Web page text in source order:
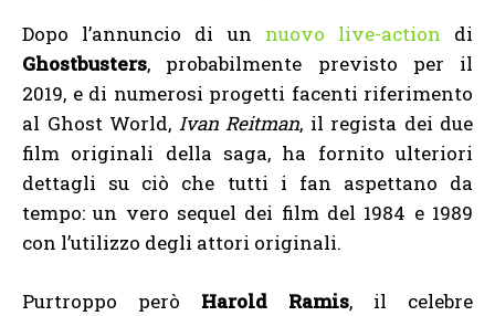
Dopo l’annuncio di un nuovo live-action di
Ghostbusters, probabilmente previsto per il
2019, e di numerosi progetti facenti riferimento
al Ghost World, Ivan Reitman, il regista dei due
film originali della saga, ha fornito ulteriori
dettagli su ciò che tutti i fan aspettano da
tempo: un vero sequel dei film del 1984 e 1989
con l’utilizzo degli attori originali.
Purtroppo però Harold Ramis, il celebre